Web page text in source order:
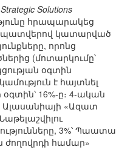
Solutions
հրապարակեց
պատվերով կատարված
որոնց
(մոտարկումը՝
օգտին
է հայտնել
16%-ը։ 4-ական
Ալասանիայի «Ազատ
3%՝ Պաատա
ժողովրդի համար»